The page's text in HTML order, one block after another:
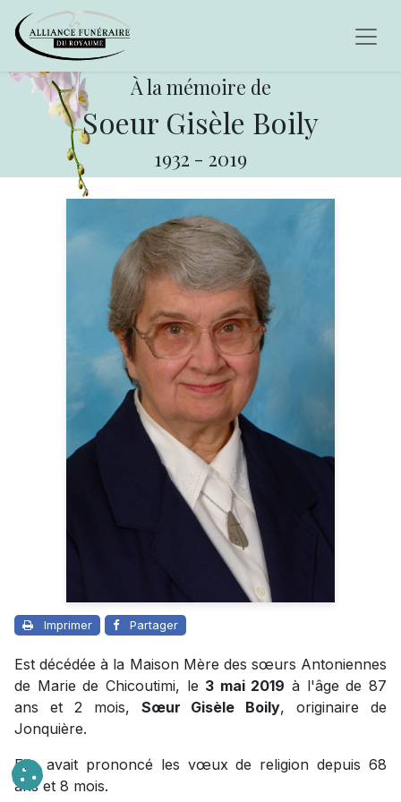
À la mémoire de
Soeur Gisèle Boily
1932 - 2019
Imprimer Partager
Est décédée à la Maison Mère des sœurs Antoniennes
de Marie de Chicoutimi, le 3 mai 2019 à l'âge de 87
ans et 2 mois, Sœur Gisèle Boily, originaire de
Jonquière.
Elle avait prononcé les vœux de religion depuis 68
ans et 8 mois.